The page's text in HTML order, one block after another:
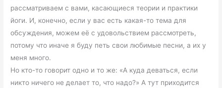
рассматриваем с вами, касающиеся теории и практики
йоги. И, конечно, если у вас есть какая-то тема для
обсуждения, можем её с удовольствием рассмотреть,
потому что иначе я буду петь свои любимые песни, а их у
меня много.
Но кто-то говорит одно и то же: «А куда деваться, если
никто ничего не делает то, что надо?» А тут приходится